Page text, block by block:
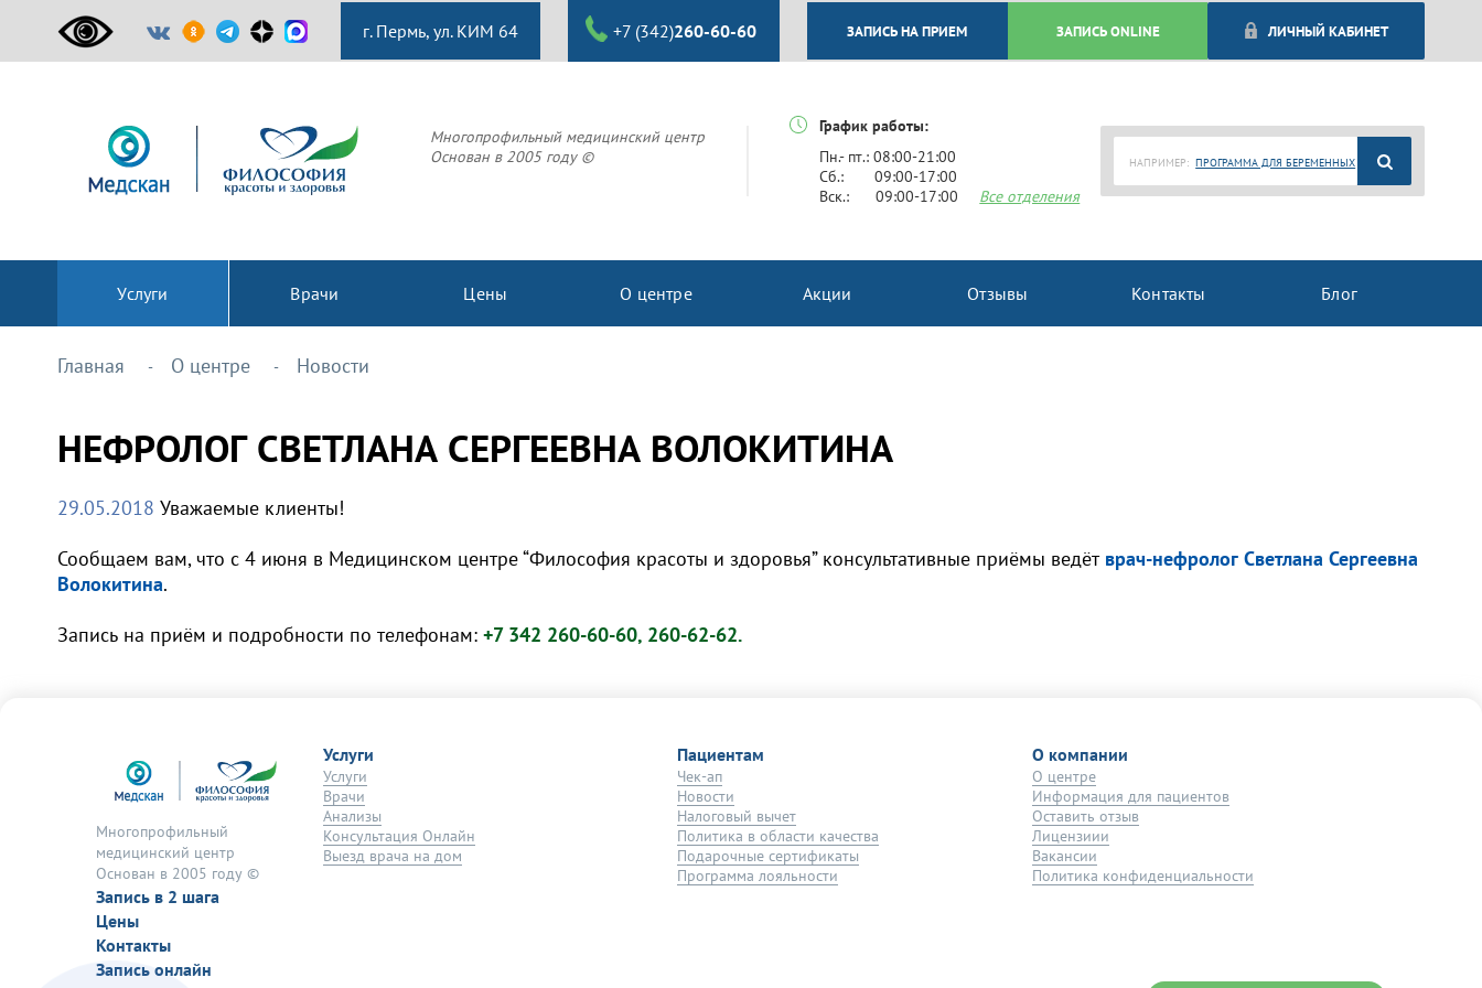
г. Пермь, ул. КИМ 64 +7 (342)260-60-60 ЗАПИСЬ НА ПРИЕМ ЗАПИСЬ ONLINE ЛИЧНЫЙ КАБИНЕТ
Многопрофильный медицинский центр
Основан в 2005 году ©
График работы:
Пн.- пт.: 08:00-21:00
Сб.: 09:00-17:00
Вск.: 09:00-17:00
Все отделения
НАПРИМЕР: ПРОГРАММА ДЛЯ БЕРЕМЕННЫХ
Услуги Врачи Цены О центре Акции Отзывы Контакты Блог
Главная О центре Новости
НЕФРОЛОГ СВЕТЛАНА СЕРГЕЕВНА ВОЛОКИТИНА
29.05.2018 Уважаемые клиенты!
Сообщаем вам, что с 4 июня в Медицинском центре “Философия красоты и здоровья” консультативные приёмы ведёт врач-нефролог Светлана Сергеевна
Волокитина.
Запись на приём и подробности по телефонам: +7 342 260-60-60, 260-62-62.
Многопрофильный
медицинский центр
Основан в 2005 году ©
Запись в 2 шага
Цены
Контакты
Запись онлайн
Услуги
Услуги
Врачи
Анализы
Консультация Онлайн
Выезд врача на дом
Пациентам
Чек-ап
Новости
Налоговый вычет
Политика в области качества
Подарочные сертификаты
Программа лояльности
О компании
О центре
Информация для пациентов
Оставить отзыв
Лицензиии
Вакансии
Политика конфиденциальности